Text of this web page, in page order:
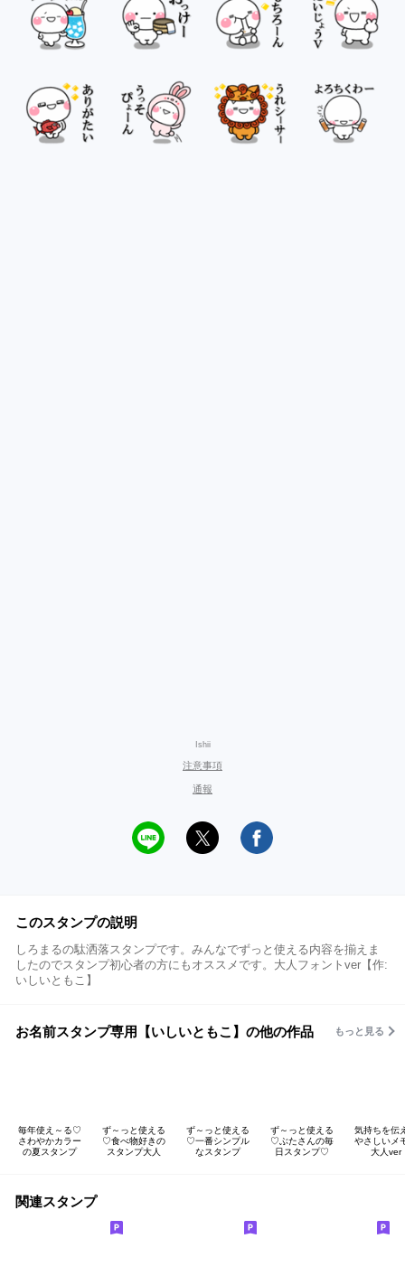
Ishii
注意事項
通報
このスタンプの説明
しろまるの駄洒落スタンプです。みんなでずっと使える内容を揃えま
したのでスタンプ初心者の方にもオススメです。大人フォントver【作:
いしいともこ】
お名前スタンプ専用【いしいともこ】の他の作品 もっと見る
毎年使え～る♡
さわやかカラー
の夏スタンプ
ず～っと使える
♡食べ物好きの
スタンプ大人
ず～っと使える
♡一番シンプル
なスタンプ
ず～っと使える
♡ぶたさんの毎
日スタンプ♡
気持ちを伝
やさしいメ
大人ver
関連スタンプ